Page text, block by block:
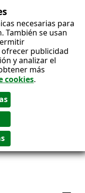
necesarias para
También se usan
publicidad
y analizar el
más
cookies.